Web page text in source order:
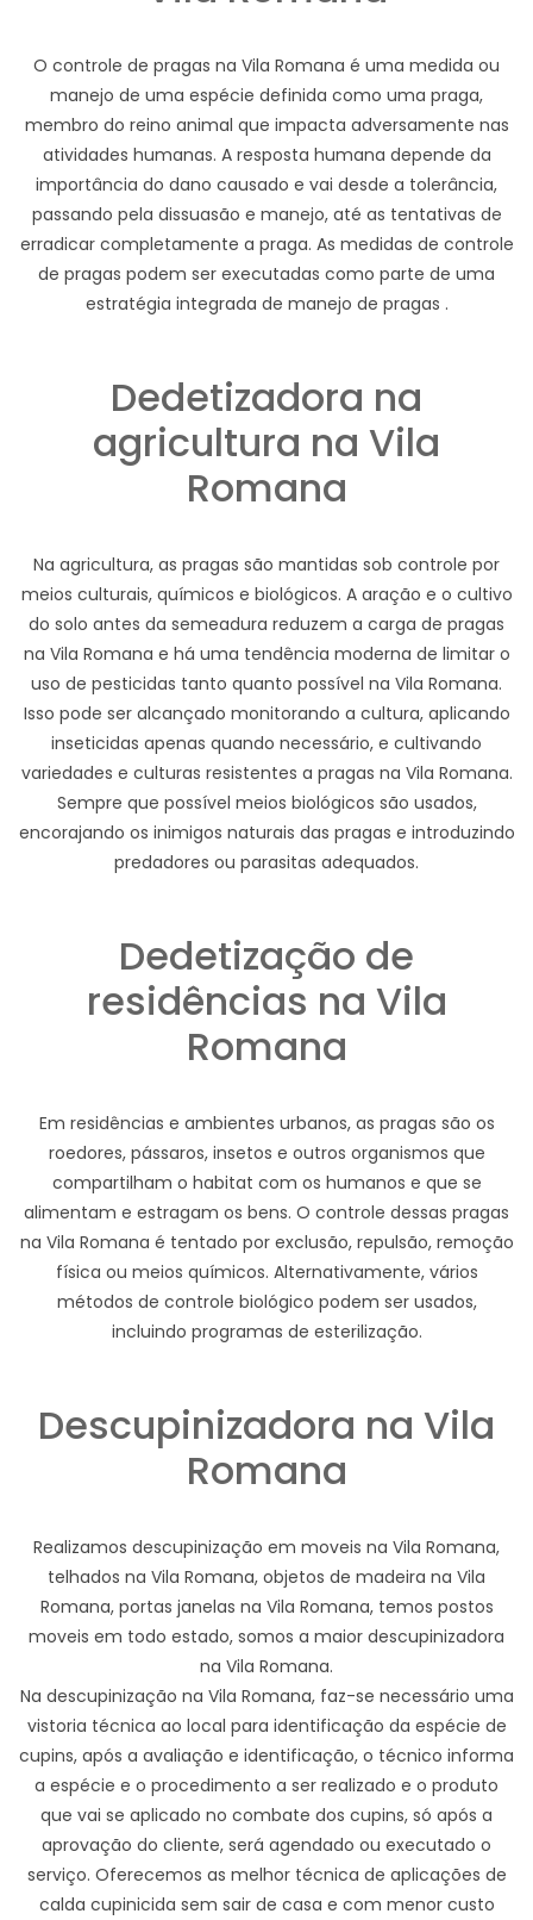
O controle de pragas na Vila Romana é uma medida ou
manejo de uma espécie definida como uma praga,
membro do reino animal que impacta adversamente nas
atividades humanas. A resposta humana depende da
importância do dano causado e vai desde a tolerância,
passando pela dissuasão e manejo, até as tentativas de
erradicar completamente a praga. As medidas de controle
de pragas podem ser executadas como parte de uma
estratégia integrada de manejo de pragas .
Dedetizadora na
agricultura na Vila
Romana
Na agricultura, as pragas são mantidas sob controle por
meios culturais, químicos e biológicos. A aração e o cultivo
do solo antes da semeadura reduzem a carga de pragas
na Vila Romana e há uma tendência moderna de limitar o
uso de pesticidas tanto quanto possível na Vila Romana.
Isso pode ser alcançado monitorando a cultura, aplicando
inseticidas apenas quando necessário, e cultivando
variedades e culturas resistentes a pragas na Vila Romana.
Sempre que possível meios biológicos são usados,
encorajando os inimigos naturais das pragas e introduzindo
predadores ou parasitas adequados.
Dedetização de
residências na Vila
Romana
Em residências e ambientes urbanos, as pragas são os
roedores, pássaros, insetos e outros organismos que
compartilham o habitat com os humanos e que se
alimentam e estragam os bens. O controle dessas pragas
na Vila Romana é tentado por exclusão, repulsão, remoção
física ou meios químicos. Alternativamente, vários
métodos de controle biológico podem ser usados,
incluindo programas de esterilização.
Descupinizadora na Vila
Romana
Realizamos descupinização em moveis na Vila Romana,
telhados na Vila Romana, objetos de madeira na Vila
Romana, portas janelas na Vila Romana, temos postos
moveis em todo estado, somos a maior descupinizadora
na Vila Romana.
Na descupinização na Vila Romana, faz-se necessário uma
vistoria técnica ao local para identificação da espécie de
cupins, após a avaliação e identificação, o técnico informa
a espécie e o procedimento a ser realizado e o produto
que vai se aplicado no combate dos cupins, só após a
aprovação do cliente, será agendado ou executado o
serviço. Oferecemos as melhor técnica de aplicações de
calda cupinicida sem sair de casa e com menor custo